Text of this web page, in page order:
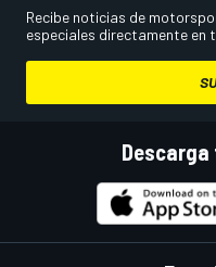
Recibe noticias de
especiales directamente en